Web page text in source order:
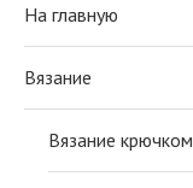
На главную
Вязание
Вязание крючком